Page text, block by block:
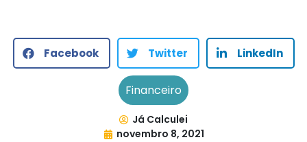
Facebook Twitter LinkedIn
Financeiro
Já Calculei
novembro 8, 2021